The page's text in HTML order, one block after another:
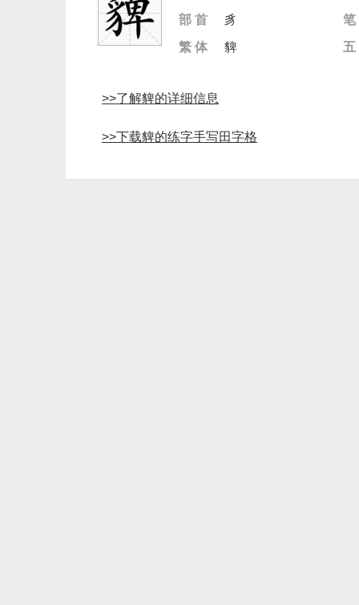
部 首
豸
笔
繁 体
貏 五
>>了解貏的详细信息
>>下载貏的练字手写田字格